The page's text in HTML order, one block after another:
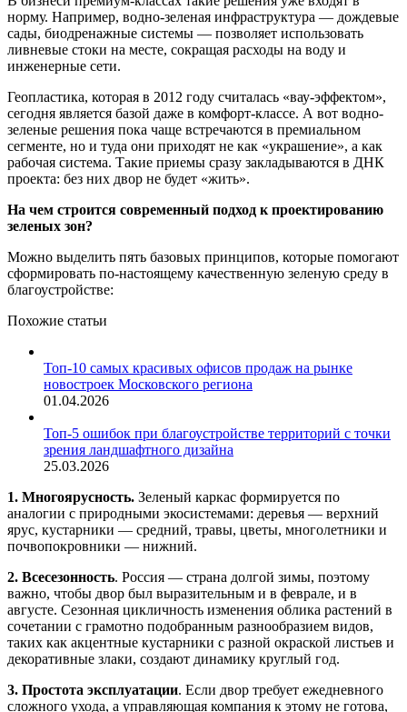
норму. Например, водно-зеленая инфраструктура — дождевые
сады, биодренажные системы — позволяет использовать
ливневые стоки на месте, сокращая расходы на воду и
инженерные сети.
Геопластика, которая в 2012 году считалась «вау-эффектом»,
сегодня является базой даже в комфорт-классе. А вот водно-
зеленые решения пока чаще встречаются в премиальном
сегменте, но и туда они приходят не как «украшение», а как
рабочая система. Такие приемы сразу закладываются в ДНК
проекта: без них двор не будет «жить».
На чем строится современный подход к проектированию
зеленых зон?
Можно выделить пять базовых принципов, которые помогают
сформировать по-настоящему качественную зеленую среду в
благоустройстве:
Похожие статьи
Топ-10 самых красивых офисов продаж на рынке
новостроек Московского региона
01.04.2026
Топ‑5 ошибок при благоустройстве территорий с точки
зрения ландшафтного дизайна
25.03.2026
1. Многоярусность. Зеленый каркас формируется по
аналогии с природными экосистемами: деревья — верхний
ярус, кустарники — средний, травы, цветы, многолетники и
почвопокровники — нижний.
2. Всесезонность. Россия — страна долгой зимы, поэтому
важно, чтобы двор был выразительным и в феврале, и в
августе. Сезонная цикличность изменения облика растений в
сочетании с грамотно подобранным разнообразием видов,
таких как акцентные кустарники с разной окраской листьев и
декоративные злаки, создают динамику круглый год.
3. Простота эксплуатации. Если двор требует ежедневного
сложного ухода, а управляющая компания к этому не готова,